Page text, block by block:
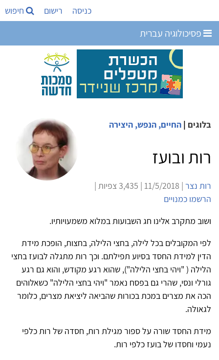
כניסה רישום חיפוש
פסיכולוגיה עברית
בלוגים | החיים, הנפש, היצירה
רות ובועז
רות נצר | 11/5/2018 | 3,435 צפיות |
הרשמו כמנויים
ושוב מתקרב אלינו חג השבועות במלוא משמעויותיו.
לפי המקובלים בכל לילה, בחצי הלילה, בחצות, הופכת מידת
הדין למידת החסד בסיוע תפילתם. וכך רות מתגלה לבועז בחצי
הלילה ( "ויהי בחצי הלילה"), שהוא רגע מקודש, והוא גם רגע
גורלי ונסי, שהרי גם בפסח נאמר "ויהי בחצי הלילה" כשאלוהים
הכה את מצרים במכת בכורות שהביאה ליציאת מצרים, כלומר
לגאולה.
מידת החסד שורה על ספור מגילת רות, חסדה של רות כלפי
נעמי וחסדו של בועז כלפי רות.